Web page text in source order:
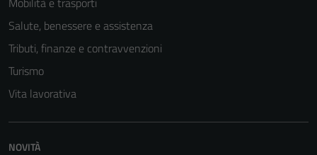
Salute, benessere e assistenza
Tributi, finanze e contravvenzioni
Turismo
Vita lavorativa
NOVITÀ